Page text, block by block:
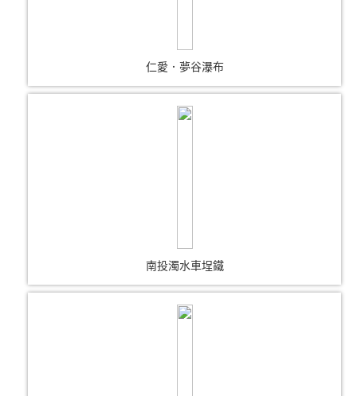
仁愛．夢谷瀑布
南投濁水車埕鐵